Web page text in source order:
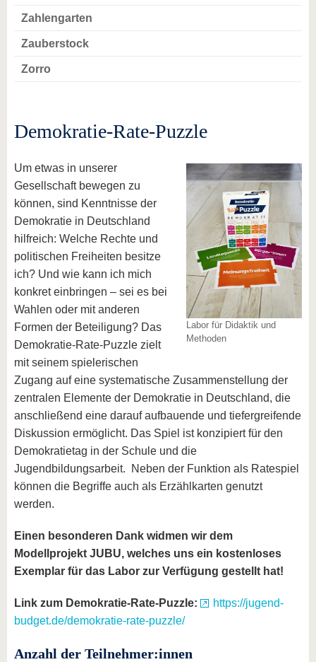
Zahlengarten
Zauberstock
Zorro
Demokratie-Rate-Puzzle
Labor für Didaktik und
Methoden
Um etwas in unserer
Gesellschaft bewegen zu
können, sind Kenntnisse der
Demokratie in Deutschland
hilfreich: Welche Rechte und
politischen Freiheiten besitze
ich? Und wie kann ich mich
konkret einbringen – sei es bei
Wahlen oder mit anderen
Formen der Beteiligung? Das
Demokratie-Rate-Puzzle zielt
mit seinem spielerischen
Zugang auf eine systematische Zusammenstellung der
zentralen Elemente der Demokratie in Deutschland, die
anschließend eine darauf aufbauende und tiefergreifende
Diskussion ermöglicht. Das Spiel ist konzipiert für den
Demokratietag in der Schule und die
Jugendbildungsarbeit. Neben der Funktion als Ratespiel
können die Begriffe auch als Erzählkarten genutzt
werden.
Einen besonderen Dank widmen wir dem
Modellprojekt JUBU, welches uns ein kostenloses
Exemplar für das Labor zur Verfügung gestellt hat!
Link zum Demokratie-Rate-Puzzle:
https://jugend-
budget.de/demokratie-rate-puzzle/
Anzahl der Teilnehmer:innen